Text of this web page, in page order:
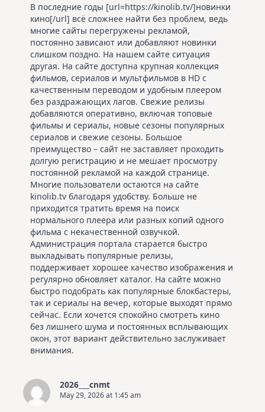
В последние годы [url=https://kinolib.tv/]новинки
кино[/url] всё сложнее найти без проблем, ведь
многие сайты перегружены рекламой,
постоянно зависают или добавляют новинки
слишком поздно. На нашем сайте ситуация
другая. На сайте доступна крупная коллекция
фильмов, сериалов и мультфильмов в HD с
качественным переводом и удобным плеером
без раздражающих лагов. Свежие релизы
добавляются оперативно, включая топовые
фильмы и сериалы, новые сезоны популярных
сериалов и свежие сезоны. Большое
преимущество – сайт не заставляет проходить
долгую регистрацию и не мешает просмотру
постоянной рекламой на каждой странице.
Многие пользователи остаются на сайте
kinolib.tv благодаря удобству. Больше не
приходится тратить время на поиск
нормального плеера или разных копий одного
фильма с некачественной озвучкой.
Администрация портала старается быстро
выкладывать популярные релизы,
поддерживает хорошее качество изображения и
регулярно обновляет каталог. На сайте можно
быстро подобрать как популярные блокбастеры,
так и сериалы на вечер, которые выходят прямо
сейчас. Если хочется спокойно смотреть кино
без лишнего шума и постоянных всплывающих
окон, этот вариант действительно заслуживает
внимания.
2026___cnmt
May 29, 2026 at 1:45 am